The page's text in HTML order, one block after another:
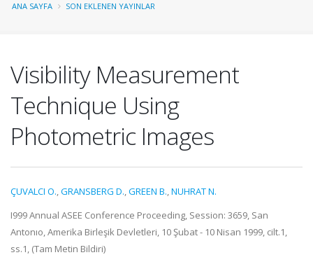
ANA SAYFA SON EKLENEN YAYINLAR
Visibility Measurement
Technique Using
Photometric Images
ÇUVALCI O.,GRANSBERG D.,GREEN B.,NUHRAT N.
I999 Annual ASEE Conference Proceeding, Session: 3659, San
Antonıo, Amerika Birleşik Devletleri, 10 Şubat - 10 Nisan 1999, cilt.1,
ss.1, (Tam Metin Bildiri)